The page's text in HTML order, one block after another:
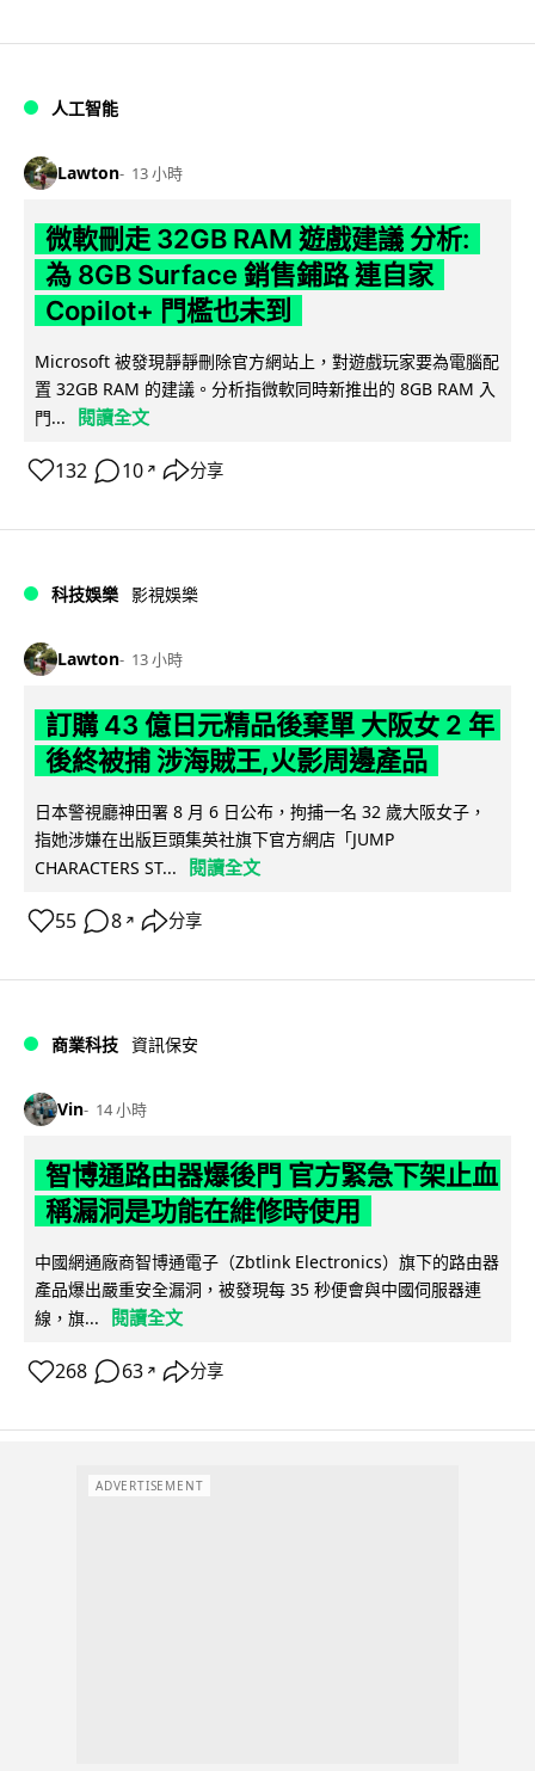
人工智能
Lawton 13 小時
微軟刪走 32GB RAM 遊戲建議 分析:
為 8GB Surface 銷售鋪路 連自家
Copilot+ 門檻也未到
Microsoft 被發現靜靜刪除官方網站上，對遊戲玩家要為電腦配
置 32GB RAM 的建議。分析指微軟同時新推出的 8GB RAM 入
門...
閱讀全文
132 10 ↗ 分享
科技娛樂 影視娛樂
Lawton 13 小時
訂購 43 億日元精品後棄單 大阪女 2 年
後終被捕 涉海賊王,火影周邊產品
日本警視廳神田署 8 月 6 日公布，拘捕一名 32 歲大阪女子，
指她涉嫌在出版巨頭集英社旗下官方網店「JUMP
CHARACTERS ST...
閱讀全文
55 8 ↗ 分享
商業科技 資訊保安
Vin 14 小時
智博通路由器爆後門 官方緊急下架止血
稱漏洞是功能在維修時使用
中國網通廠商智博通電子（Zbtlink Electronics）旗下的路由器
產品爆出嚴重安全漏洞，被發現每 35 秒便會與中國伺服器連
線，旗...
閱讀全文
268 63 ↗ 分享
ADVERTISEMENT